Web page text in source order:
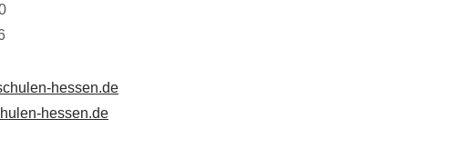
hessen.de
hessen.de